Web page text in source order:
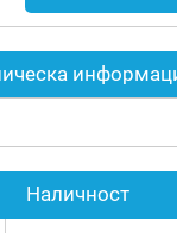
Наличност